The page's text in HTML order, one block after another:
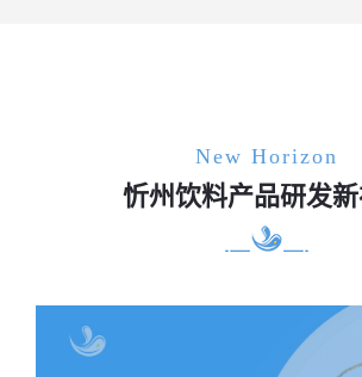
New Horizon
忻州饮料产品研发